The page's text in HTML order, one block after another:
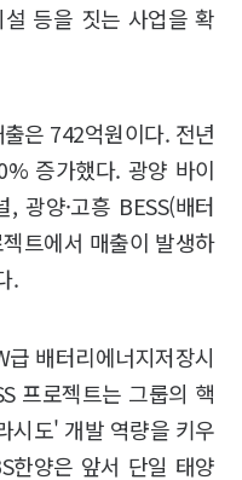
등을 짓는 사업을 확
은 742억원이다. 전년
증가했다. 광양 바이
광양·고흥 BESS(배터
트에서 매출이 발생하
.
배터리에너지저장시
프로젝트는 그룹의 핵
시도' 개발 역량을 키우
한양은 앞서 단일 태양